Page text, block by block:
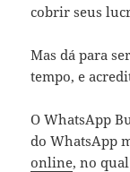
cobrir seus
Mas dá para
tempo, e
O WhatsApp
do WhatsApp
online, no